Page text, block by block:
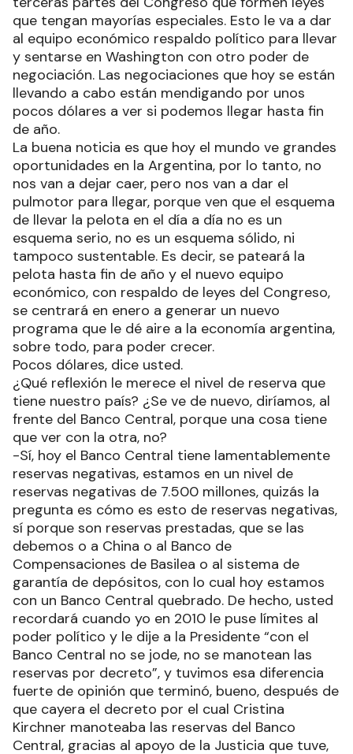
que tengan mayorías especiales. Esto le va a dar
al equipo económico respaldo político para llevar
y sentarse en Washington con otro poder de
negociación. Las negociaciones que hoy se están
llevando a cabo están mendigando por unos
pocos dólares a ver si podemos llegar hasta fin
de año.
La buena noticia es que hoy el mundo ve grandes
oportunidades en la Argentina, por lo tanto, no
nos van a dejar caer, pero nos van a dar el
pulmotor para llegar, porque ven que el esquema
de llevar la pelota en el día a día no es un
esquema serio, no es un esquema sólido, ni
tampoco sustentable. Es decir, se pateará la
pelota hasta fin de año y el nuevo equipo
económico, con respaldo de leyes del Congreso,
se centrará en enero a generar un nuevo
programa que le dé aire a la economía argentina,
sobre todo, para poder crecer.
Pocos dólares, dice usted.
¿Qué reflexión le merece el nivel de reserva que
tiene nuestro país? ¿Se ve de nuevo, diríamos, al
frente del Banco Central, porque una cosa tiene
que ver con la otra, no?
-Sí, hoy el Banco Central tiene lamentablemente
reservas negativas, estamos en un nivel de
reservas negativas de 7.500 millones, quizás la
pregunta es cómo es esto de reservas negativas,
sí porque son reservas prestadas, que se las
debemos o a China o al Banco de
Compensaciones de Basilea o al sistema de
garantía de depósitos, con lo cual hoy estamos
con un Banco Central quebrado. De hecho, usted
recordará cuando yo en 2010 le puse límites al
poder político y le dije a la Presidente “con el
Banco Central no se jode, no se manotean las
reservas por decreto”, y tuvimos esa diferencia
fuerte de opinión que terminó, bueno, después de
que cayera el decreto por el cual Cristina
Kirchner manoteaba las reservas del Banco
Central, gracias al apoyo de la Justicia que tuve,